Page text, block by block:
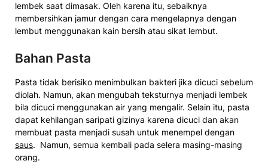
lembek saat dimasak. Oleh karena itu, sebaiknya
membersihkan jamur dengan cara mengelapnya dengan
lembut menggunakan kain bersih atau sikat lembut.
Bahan Pasta
Pasta tidak berisiko menimbulkan bakteri jika dicuci sebelum
diolah. Namun, akan mengubah teksturnya menjadi lembek
bila dicuci menggunakan air yang mengalir. Selain itu, pasta
dapat kehilangan saripati gizinya karena dicuci dan akan
membuat pasta menjadi susah untuk menempel dengan
saus. Namun, semua kembali pada selera masing-masing
orang.